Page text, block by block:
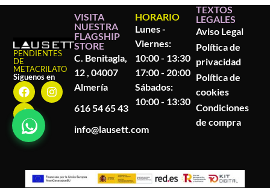
PENDIENTES
DE
METACRILATO
Siguenos en
VISITA
NUESTRA
FLAGSHIP
STORE
C. Benitagla,
12 , 04007
Almería
616 54 65 43
info@lausett.com
HORARIO
Lunes -
Viernes:
10:00 - 13:30
17:00 - 20:00
Sábados:
10:00 - 13:30
TEXTOS
LEGALES
Aviso Legal
Política de
privacidad
Política de
cookies
Condiciones
de compra